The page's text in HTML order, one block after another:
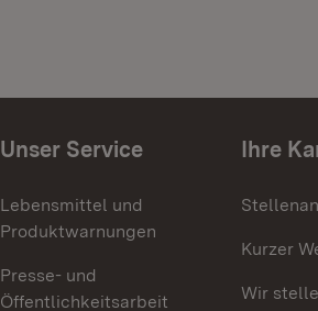
Unser Service
Lebensmittel und
Produktwarnungen
Presse- und
Öffentlichkeitsarbeit
Ihre
Kurzer
Wir